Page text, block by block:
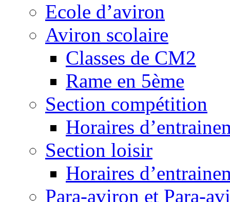
Ecole d’aviron
Aviron scolaire
Classes de CM2
Rame en 5ème
Section compétition
Horaires
Section loisir
Horaires
Para-aviron et Para-